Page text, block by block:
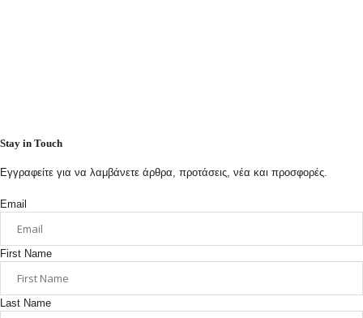
Stay in Touch
Εγγραφείτε για να λαμβάνετε άρθρα, προτάσεις, νέα και προσφορές.
Email
First Name
Last Name